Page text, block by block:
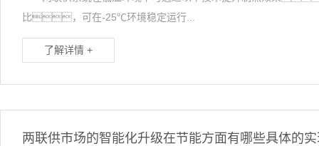
比，可在-25℃环境稳定运行...
了解详情 +
两联供市场的智能化升级在节能方面有哪些具体的